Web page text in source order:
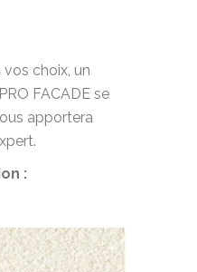
choix, un
FACADE se
apportera
: